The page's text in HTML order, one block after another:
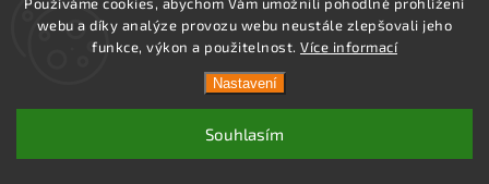
webu a díky analýze provozu webu neustále zlepšovali jeho
funkce, výkon a použitelnost. Více informací
Nastavení
Souhlasím